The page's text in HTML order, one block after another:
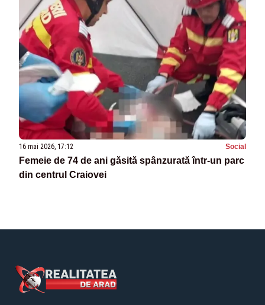
16 mai 2026, 17:12 Social
Femeie de 74 de ani găsită spânzurată într-un parc
din centrul Craiovei